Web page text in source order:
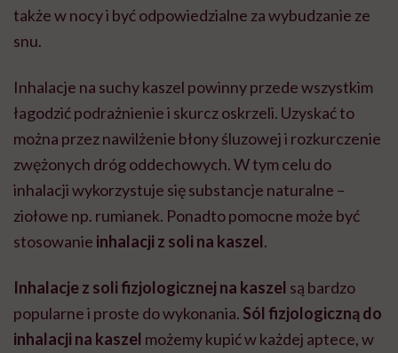
także w nocy i być odpowiedzialne za wybudzanie ze
snu.
Inhalacje na suchy kaszel powinny przede wszystkim
łagodzić podrażnienie i skurcz oskrzeli. Uzyskać to
można przez nawilżenie błony śluzowej i rozkurczenie
zwężonych dróg oddechowych. W tym celu do
inhalacji wykorzystuje się substancje naturalne –
ziołowe np. rumianek. Ponadto pomocne może być
stosowanie inhalacji z soli na kaszel.
Inhalacje z soli fizjologicznej na kaszel są bardzo
popularne i proste do wykonania. Sól fizjologiczną do
inhalacji na kaszel możemy kupić w każdej aptece, w